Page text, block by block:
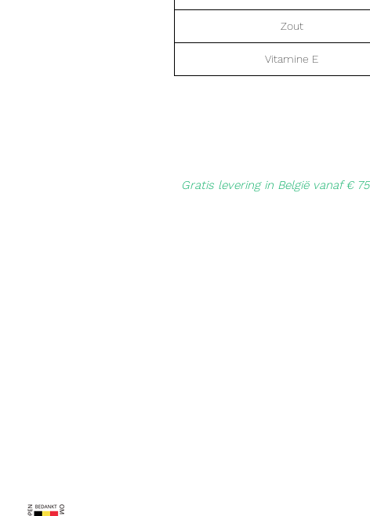
Zout
Vitamine E
Gratis levering in België vanaf € 75